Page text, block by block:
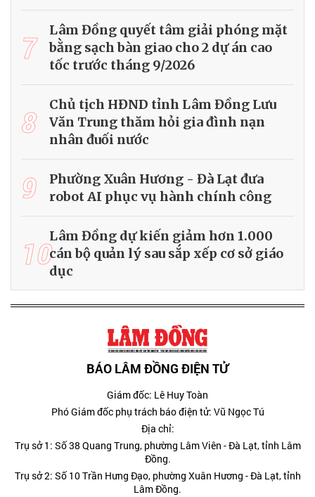
7
Lâm Đồng quyết tâm giải phóng mặt
bằng sạch bàn giao cho 2 dự án cao
tốc trước tháng 9/2026
8
Chủ tịch HĐND tỉnh Lâm Đồng Lưu
Văn Trung thăm hỏi gia đình nạn
nhân đuối nước
9
Phường Xuân Hương - Đà Lạt đưa
robot AI phục vụ hành chính công
10Lâm Đồng dự kiến giảm hơn 1.000
cán bộ quản lý sau sắp xếp cơ sở giáo
dục
BÁO LÂM ĐỒNG ĐIỆN TỬ
Giám đốc: Lê Huy Toàn
Phó Giám đốc phụ trách báo điện tử: Vũ Ngọc Tú
Địa chỉ:
Trụ sở 1: Số 38 Quang Trung, phường Lâm Viên - Đà Lạt, tỉnh Lâm
Đồng.
Trụ sở 2: Số 10 Trần Hưng Đạo, phường Xuân Hương - Đà Lạt, tỉnh
Lâm Đồng.